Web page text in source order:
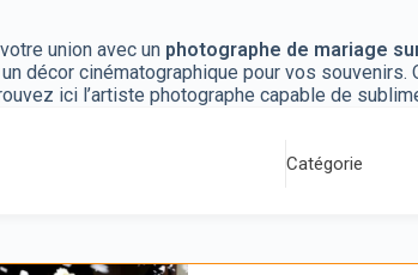
union avec un photographe de mariage
décor cinématographique pour vos
ici l’artiste photographe capable de
Catégorie